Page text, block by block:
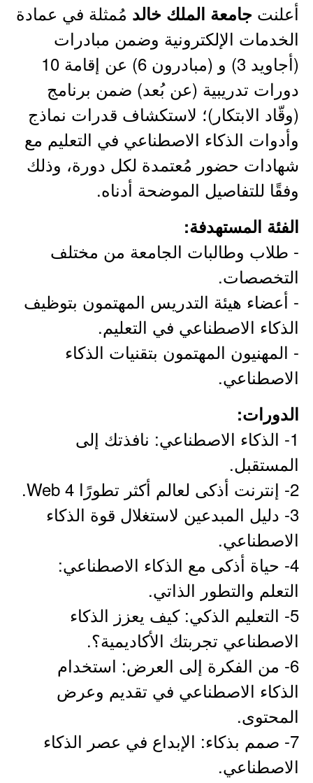
أعلنت جامعة الملك خالد مُمثلة في عمادة
الخدمات الإلكترونية وضمن مبادرات
(أجاويد 3) و (مبادرون 6) عن إقامة 10
دورات تدريبية (عن بُعد) ضمن برنامج
(وقّاد الابتكار)؛ لاستكشاف قدرات نماذج
وأدوات الذكاء الاصطناعي في التعليم مع
شهادات حضور مُعتمدة لكل دورة، وذلك
وفقًا للتفاصيل الموضحة أدناه.
الفئة المستهدفة:
- طلاب وطالبات الجامعة من مختلف
التخصصات.
- أعضاء هيئة التدريس المهتمون بتوظيف
الذكاء الاصطناعي في التعليم.
- المهنيون المهتمون بتقنيات الذكاء
الاصطناعي.
الدورات:
1- الذكاء الاصطناعي: نافذتك إلى
المستقبل.
2- إنترنت أذكى لعالم أكثر تطورًا Web 4.
3- دليل المبدعين لاستغلال قوة الذكاء
الاصطناعي.
4- حياة أذكى مع الذكاء الاصطناعي:
التعلم والتطور الذاتي.
5- التعليم الذكي: كيف يعزز الذكاء
الاصطناعي تجربتك الأكاديمية؟.
6- من الفكرة إلى العرض: استخدام
الذكاء الاصطناعي في تقديم وعرض
المحتوى.
7- صمم بذكاء: الإبداع في عصر الذكاء
الاصطناعي.